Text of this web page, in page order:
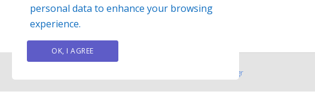
hit-media.gr
personal data to enhance your browsing
experience.
OK, I AGREE